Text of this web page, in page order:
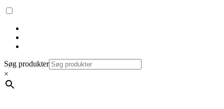
Søg produkter
×